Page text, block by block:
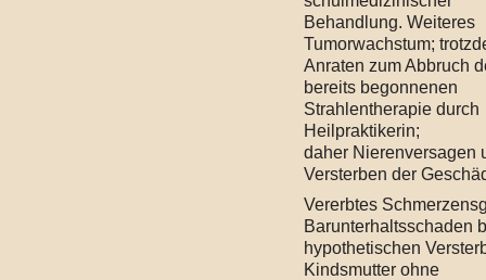
Behandlung. Weiteres
Tumorwachstum;
Anraten zum Abbruch
bereits begonnenen
Strahlentherapie durch
Heilpraktikerin;
daher Nierenversagen
Versterben der
Vererbtes
Barunterhaltsschaden
hypothetischen
Kindsmutter ohne